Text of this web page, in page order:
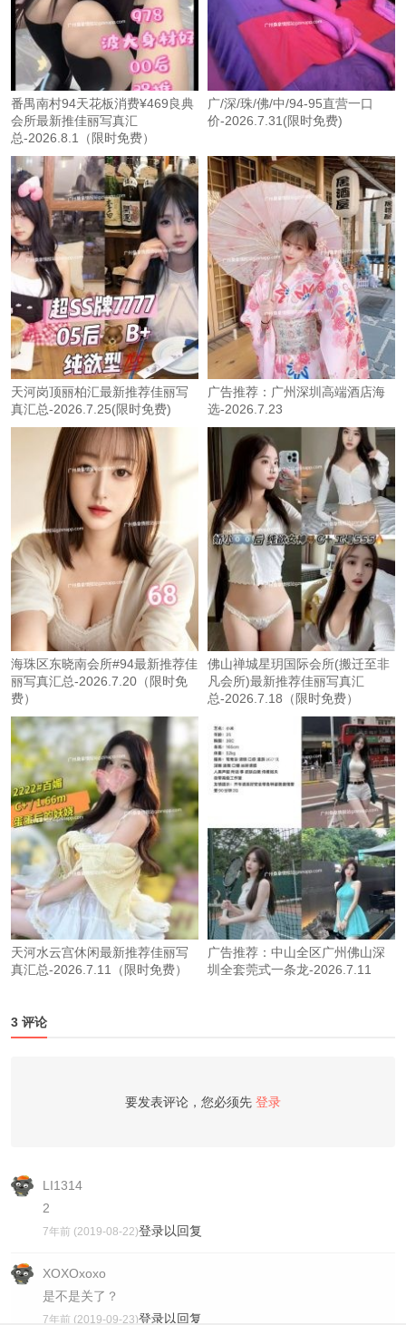
番禺南村94天花板消费¥469良典
会所最新推佳丽写真汇
总-2026.8.1（限时免费）
广/深/珠/佛/中/94-95直营一口
价-2026.7.31(限时免费)
天河岗顶丽柏汇最新推荐佳丽写
真汇总-2026.7.25(限时免费)
广告推荐：广州深圳高端酒店海
选-2026.7.23
海珠区东晓南会所#94最新推荐佳
丽写真汇总-2026.7.20（限时免
费）
佛山禅城星玥国际会所(搬迁至非
凡会所)最新推荐佳丽写真汇
总-2026.7.18（限时免费）
天河水云宫休闲最新推荐佳丽写
真汇总-2026.7.11（限时免费）
广告推荐：中山全区广州佛山深
圳全套莞式一条龙-2026.7.11
3 评论
要发表评论，您必须先 登录
LI1314
2
7年前 (2019-08-22)登录以回复
XOXOxoxo
是不是关了？
7年前 (2019-09-23)登录以回复